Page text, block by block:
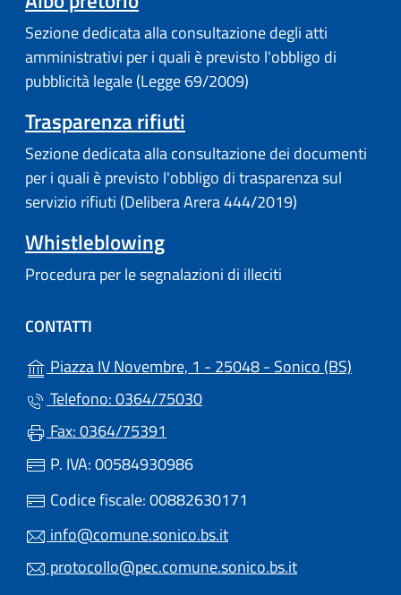
Sezione dedicata alla consultazione degli atti
amministrativi per i quali è previsto l'obbligo di
pubblicità legale (Legge 69/2009)
Trasparenza rifiuti
Sezione dedicata alla consultazione dei documenti
per i quali è previsto l'obbligo di trasparenza sul
servizio rifiuti (Delibera Arera 444/2019)
Whistleblowing
Procedura per le segnalazioni di illeciti
CONTATTI
Piazza IV Novembre, 1 - 25048 - Sonico (BS)
Telefono: 0364/75030
Fax: 0364/75391
P. IVA: 00584930986
Codice fiscale: 00882630171
info@comune.sonico.bs.it
protocollo@pec.comune.sonico.bs.it